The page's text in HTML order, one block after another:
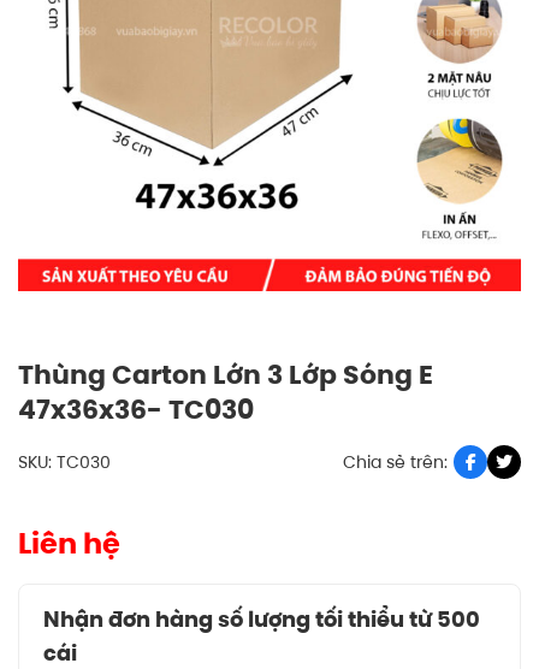
Thùng Carton Lớn 3 Lớp Sóng E
47x36x36- TC030
SKU: TC030 Chia sẻ trên:
Liên hệ
Nhận đơn hàng số lượng tối thiểu từ 500
cái